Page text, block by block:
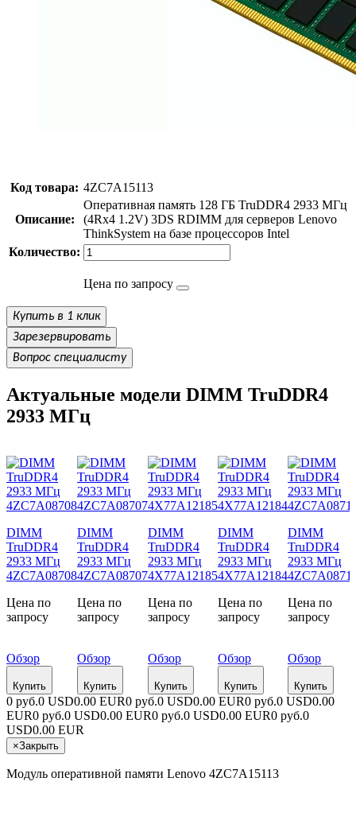
Код товара: 4ZC7A15113
Описание:
Оперативная память 128 ГБ TruDDR4 2933 МГц
(4Rx4 1.2V) 3DS RDIMM для серверов Lenovo
ThinkSystem на базе процессоров Intel
Количество:
Цена по запросу
Купить в 1 клик
Зарезервировать
Вопрос специалисту
Актуальные модели DIMM TruDDR4
2933 МГц
DIMM
TruDDR4
2933 МГц
4ZC7A08708
Цена по
запросу
Обзор
Купить
DIMM
TruDDR4
2933 МГц
4ZC7A08707
Цена по
запросу
Обзор
Купить
DIMM
TruDDR4
2933 МГц
4X77A12185
Цена по
запросу
Обзор
Купить
DIMM
TruDDR4
2933 МГц
4X77A12184
Цена по
запросу
Обзор
Купить
DIMM
TruDDR4
2933 МГц
Цена по
запросу
Обзор
Купить
0 руб.0 USD0.00 EUR0 руб.0 USD0.00 EUR0 руб.0 USD0.00
EUR0 руб.0 USD0.00 EUR0 руб.0 USD0.00 EUR0 руб.0
USD0.00 EUR
×Закрыть
Модуль оперативной памяти Lenovo 4ZC7A15113